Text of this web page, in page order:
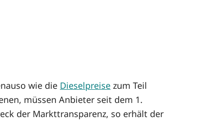
wie die Dieselpreise zum Teil
müssen Anbieter seit dem 1.
der Markttransparenz, so erhält der